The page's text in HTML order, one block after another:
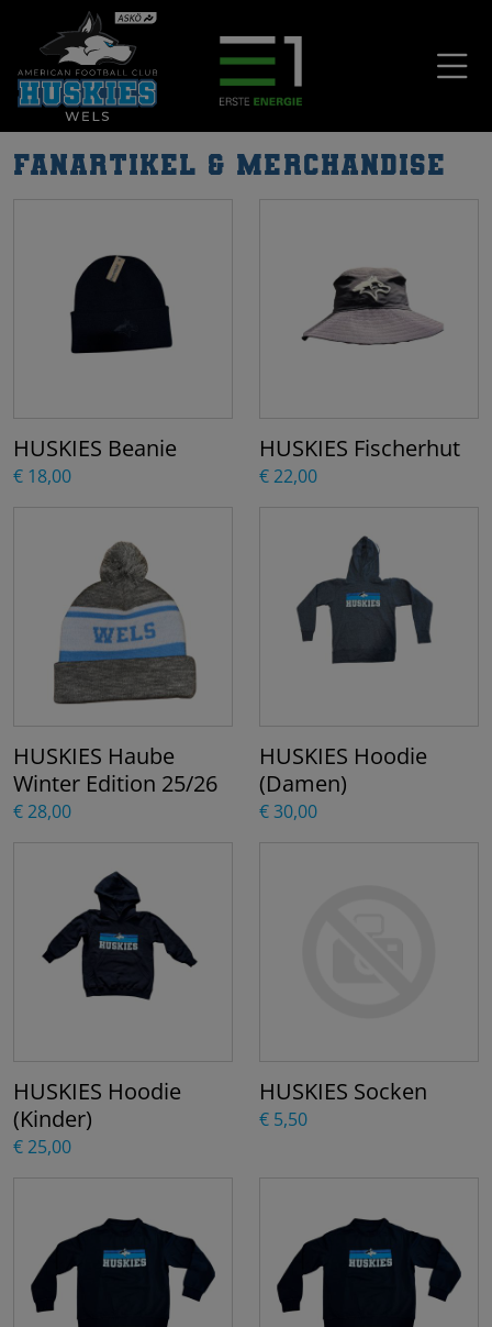
Fanartikel & Merchandise
HUSKIES Beanie
€ 18,00
HUSKIES Fischerhut
€ 22,00
HUSKIES Haube
Winter Edition 25/26
€ 28,00
HUSKIES Hoodie
(Damen)
€ 30,00
HUSKIES Hoodie
(Kinder)
€ 25,00
HUSKIES Socken
€ 5,50